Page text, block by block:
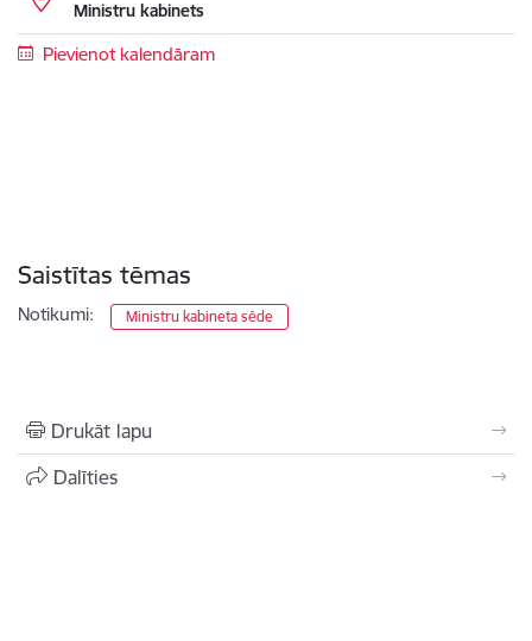
Ministru kabinets
Pievienot kalendāram
Saistītas tēmas
Notikumi: Ministru kabineta sēde
Drukāt lapu
Dalīties